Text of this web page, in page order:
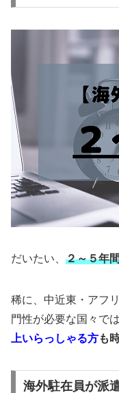
だいたい、 ２～５年
稀に、中近東・アフ
門性が必要な国々で
上いらっしゃる方も
海外駐在員が派